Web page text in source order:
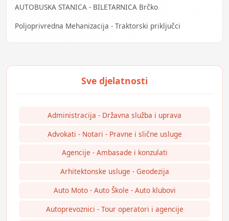
AUTOBUSKA STANICA - BILETARNICA Brčko
Poljoprivredna Mehanizacija - Traktorski priključci
Administracija - Državna služba i uprava
Advokati - Notari - Pravne i slične usluge
Agencije - Ambasade i konzulati
Arhitektonske usluge - Geodezija
Auto Moto - Auto Škole - Auto klubovi
Autoprevoznici - Tour operatori i agencije